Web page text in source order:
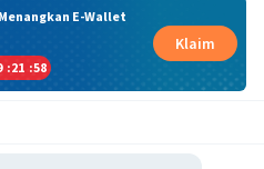
E-Wallet
:21 :57
Klaim